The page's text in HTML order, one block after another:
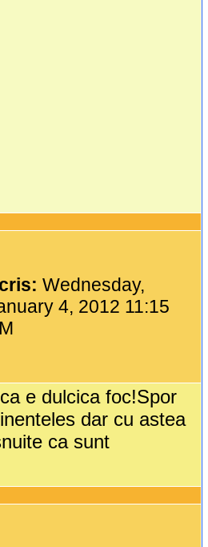
Wednesday,
4, 2012 11:15
e dulcica foc!Spor
dar cu astea
ca sunt